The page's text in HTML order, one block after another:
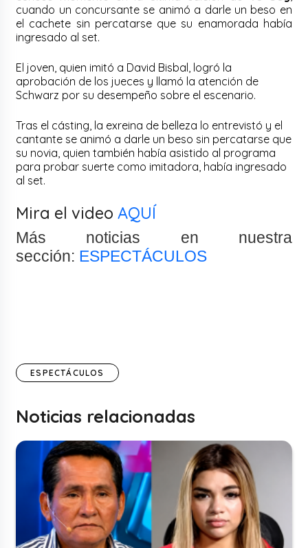
cuando un concursante se animó a darle un beso en
el cachete sin percatarse que su enamorada había
ingresado al set.
El joven, quien imitó a David Bisbal, logró la
aprobación de los jueces y llamó la atención de
Schwarz por su desempeño sobre el escenario.
Tras el cásting, la exreina de belleza lo entrevistó y el
cantante se animó a darle un beso sin percatarse que
su novia, quien también había asistido al programa
para probar suerte como imitadora, había ingresado
al set.
Mira el videoAQUÍ
Más noticias en nuestra
sección: ESPECTÁCULOS
ESPECTÁCULOS
Noticias relacionadas